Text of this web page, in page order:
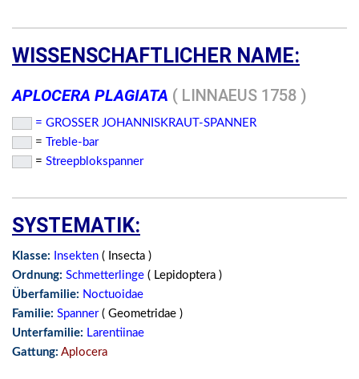
WISSENSCHAFTLICHER NAME:
APLOCERA PLAGIATA ( LINNAEUS 1758 )
= GROSSER JOHANNISKRAUT-SPANNER
=
Treble-bar
= Streepblokspanner
SYSTEMATIK:
Klasse: Insekten ( Insecta )
Ordnung: Schmetterlinge ( Lepidoptera )
Überfamilie: Noctuoidae
Familie: Spanner ( Geometridae )
Unterfamilie: Larentiinae
Gattung: Aplocera